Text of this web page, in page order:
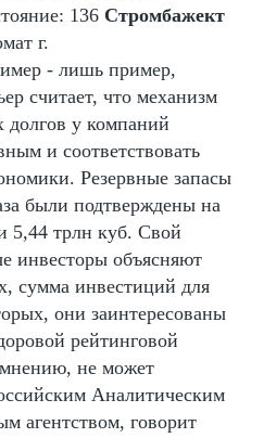
136 Стромбажект
г.
- лишь пример,
считает, что механизм
долгов у компаний
и соответствовать
Резервные запасы
были подтверждены на
5,44 трлн куб. Свой
инвесторы объясняют
сумма инвестиций для
они заинтересованы
рейтинговой
не может
Аналитическим
агентством, говорит